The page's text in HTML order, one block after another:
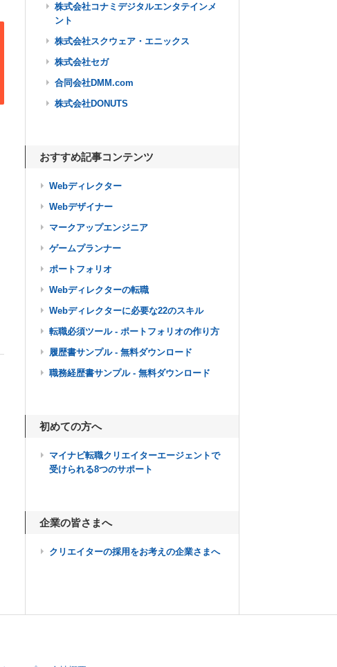
株式会社コナミデジタルエンタテインメ
ント
株式会社スクウェア・エニックス
株式会社セガ
合同会社DMM.com
株式会社DONUTS
おすすめ記事コンテンツ
Webディレクター
Webデザイナー
マークアップエンジニア
ゲームプランナー
ポートフォリオ
Webディレクターの転職
Webディレクターに必要な22のスキル
転職必須ツール - ポートフォリオの作り方
履歴書サンプル - 無料ダウンロード
職務経歴書サンプル - 無料ダウンロード
初めての方へ
マイナビ転職クリエイターエージェントで
受けられる8つのサポート
企業の皆さまへ
クリエイターの採用をお考えの企業さまへ